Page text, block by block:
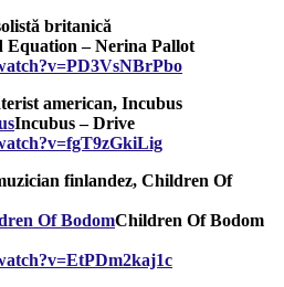
britanică
Equation – Nerina Pallot
american, Incubus
Incubus – Drive
finlandez, Children Of
Children Of Bodom